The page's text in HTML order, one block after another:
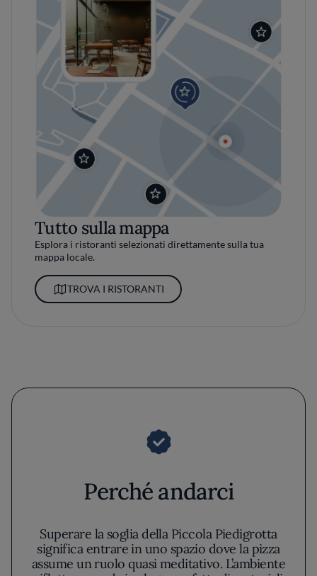
Tutto sulla mappa
Esplora i ristoranti selezionati direttamente sulla tua
mappa locale.
TROVA I RISTORANTI
Perché andarci
Superare la soglia della Piccola Piedigrotta
significa entrare in uno spazio dove la pizza
assume un ruolo quasi meditativo. L’ambiente